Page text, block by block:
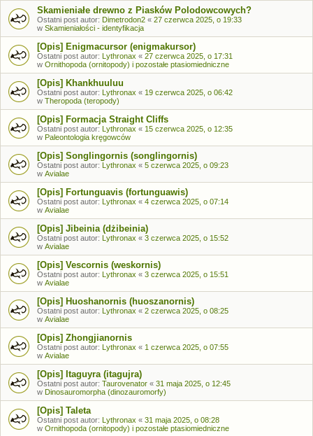
Skamieniałe drewno z Piasków Polodowcowych?
Ostatni post autor: Dimetrodon2 « 27 czerwca 2025, o 19:33
w Skamieniałości - identyfikacja
[Opis] Enigmacursor (enigmakursor)
Ostatni post autor: Lythronax « 27 czerwca 2025, o 17:31
w Ornithopoda (ornitopody) i pozostałe ptasiomiedniczne
[Opis] Khankhuuluu
Ostatni post autor: Lythronax « 19 czerwca 2025, o 06:42
w Theropoda (teropody)
[Opis] Formacja Straight Cliffs
Ostatni post autor: Lythronax « 15 czerwca 2025, o 12:35
w Paleontologia kręgowców
[Opis] Songlingornis (songlingornis)
Ostatni post autor: Lythronax « 5 czerwca 2025, o 09:23
w Avialae
[Opis] Fortunguavis (fortunguawis)
Ostatni post autor: Lythronax « 4 czerwca 2025, o 07:14
w Avialae
[Opis] Jibeinia (dżibeinia)
Ostatni post autor: Lythronax « 3 czerwca 2025, o 15:52
w Avialae
[Opis] Vescornis (weskornis)
Ostatni post autor: Lythronax « 3 czerwca 2025, o 15:51
w Avialae
[Opis] Huoshanornis (huoszanornis)
Ostatni post autor: Lythronax « 2 czerwca 2025, o 08:25
w Avialae
[Opis] Zhongjianornis
Ostatni post autor: Lythronax « 1 czerwca 2025, o 07:55
w Avialae
[Opis] Itaguyra (itagujra)
Ostatni post autor: Taurovenator « 31 maja 2025, o 12:45
w Dinosauromorpha (dinozauromorfy)
[Opis] Taleta
Ostatni post autor: Lythronax « 31 maja 2025, o 08:28
w Ornithopoda (ornitopody) i pozostałe ptasiomiedniczne